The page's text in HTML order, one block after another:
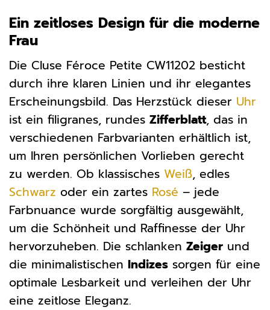
Ein zeitloses Design für die moderne
Frau
Die Cluse Féroce Petite CW11202 besticht
durch ihre klaren Linien und ihr elegantes
Erscheinungsbild. Das Herzstück dieser Uhr
ist ein filigranes, rundes Zifferblatt, das in
verschiedenen Farbvarianten erhältlich ist,
um Ihren persönlichen Vorlieben gerecht
zu werden. Ob klassisches Weiß, edles
Schwarz oder ein zartes Rosé – jede
Farbnuance wurde sorgfältig ausgewählt,
um die Schönheit und Raffinesse der Uhr
hervorzuheben. Die schlanken Zeiger und
die minimalistischen Indizes sorgen für eine
optimale Lesbarkeit und verleihen der Uhr
eine zeitlose Eleganz.